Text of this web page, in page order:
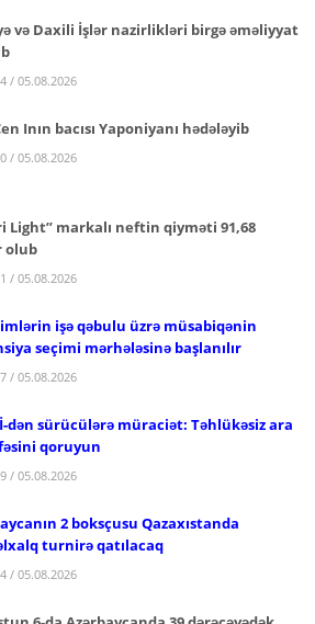
və Daxili İşlər nazirlikləri birgə əməliyyat
/ 05.08.2026
Inın bacısı Yaponiyanı hədələyib
/ 05.08.2026
Light” markalı neftin qiyməti 91,68
olub
/ 05.08.2026
işə qəbulu üzrə müsabiqənin
seçimi mərhələsinə başlanılır
/ 05.08.2026
dən sürücülərə müraciət: Təhlükəsiz ara
qoruyun
/ 05.08.2026
2 boksçusu Qazaxıstanda
turnirə qatılacaq
/ 05.08.2026